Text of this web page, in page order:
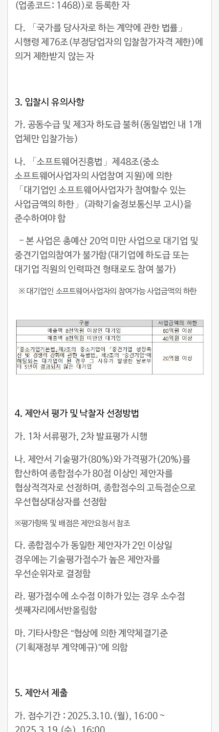
(업종코드: 1468))로 등록한 자
다. 「국가를 당사자로 하는 계약에 관한 법률」
시행령 제76조(부정당업자의 입찰참가자격 제한)에
의거 제한받지 않는 자
3. 입찰시 유의사항
가. 공동수급 및 제3자 하도급 불허(동일법인 내 1개
업체만 입찰가능)
나. 「소프트웨어진흥법」제48조(중소
소프트웨어사업자의 사업참여 지원)에 의한
「대기업인 소프트웨어사업자가 참여할수 있는
사업금액의 하한」(과학기술정보통신부 고시)을
준수하여야 함
- 본 사업은 총예산 20억 미만 사업으로 대기업 및
중견기업의참여가 불가함(대기업에 하도급 또는
대기업 직원의 인력파견 형태로도 참여 불가)
※ 대기업인 소프트웨어사업자의 참여가능 사업금액의 하한
4. 제안서 평가 및 낙찰자 선정방법
가. 1차 서류평가, 2차 발표평가 시행
나. 제안서 기술평가(80%)와 가격평가(20%)를
합산하여 종합점수가 80점 이상인 제안자를
협상적격자로 선정하며, 종합점수의 고득점순으로
우선협상대상자를 선정함
※평가항목 및 배점은 제안요청서 참조
다. 종합점수가 동일한 제안자가 2인 이상일
경우에는 기술평가점수가 높은 제안자를
우선순위자로 결정함
라. 평가점수에 소수점 이하가 있는 경우 소수점
셋째자리에서반올림함
마. 기타사항은 “협상에 의한 계약체결기준
(기획재정부 계약예규)”에 의함
5. 제안서 제출
가. 접수기간 : 2025.3.10.(월), 16:00 ~